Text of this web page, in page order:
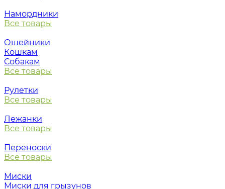
Намордники
Все товары
Ошейники
Кошкам
Собакам
Все товары
Рулетки
Все товары
Лежанки
Все товары
Переноски
Все товары
Миски
Миски для грызунов